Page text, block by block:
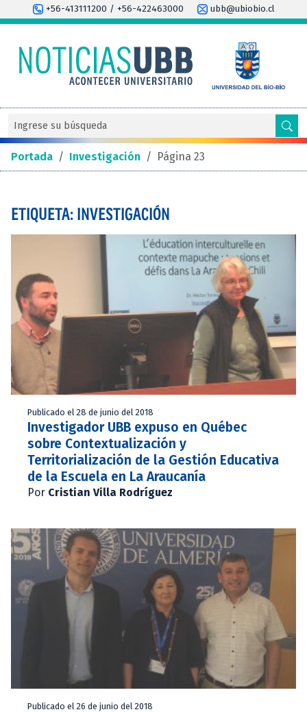
+56-413111200 / +56-422463000 ubb@ubiobio.cl
Portada / Investigación / Página 23
ETIQUETA: INVESTIGACIÓN
Publicado el 28 de junio del 2018
Investigador UBB expuso en Québec
sobre Contextualización y
Territorialización de la Gestión Educativa
de la Escuela en La Araucanía
Por Cristian Villa Rodríguez
Publicado el 26 de junio del 2018